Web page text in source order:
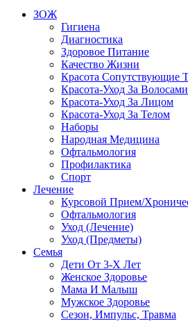
ЗОЖ
Гигиена
Диагностика
Здоровое Питание
Качество Жизни
Красота Сопутствующие
Красота-Уход За Волосами
Красота-Уход За Лицом
Красота-Уход За Телом
Наборы
Народная Медицина
Офтальмология
Профилактика
Спорт
Лечение
Курсовой Прием/
Офтальмология
Уход (Лечение)
Уход (Предметы)
Семья
Дети От 3-Х Лет
Женское Здоровье
Мама И Малыш
Мужское Здоровье
Сезон, Импульс, Травма